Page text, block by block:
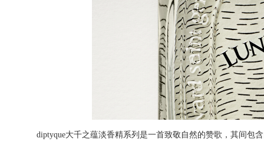
diptyque大千之蕴淡香精系列是一首致敬自然的赞歌，其间包